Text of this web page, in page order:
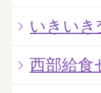
いきいき
西部給食